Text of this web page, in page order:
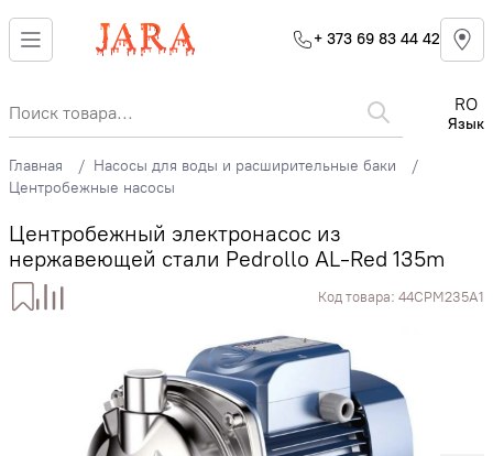
+ 373 69 83 44 42
RO
Язык
Главная
Насосы для воды и расширительные баки
Центробежные насосы
Центробежный электронасос из
нержавеющей стали Pedrollo AL-Red 135m
Код товара: 44CPM235A1